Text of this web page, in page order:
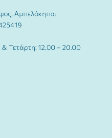
Αμπελόκηποι
& Τετάρτη: 12.00 – 20.00